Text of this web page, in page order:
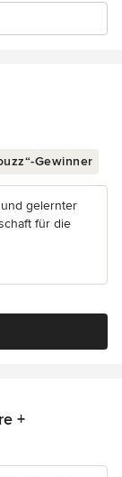
Gewinner
und gelernter
für die
+